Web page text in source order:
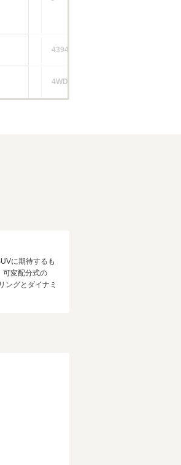
4394cc
4WD
に期待するも
可変配分式の
ングとダイナミ